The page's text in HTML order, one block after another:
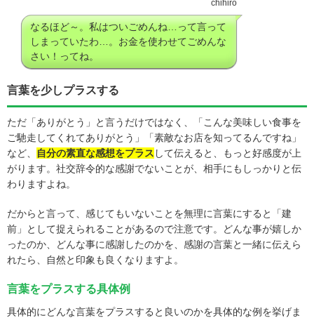
chihiro
なるほど～。私はついごめんね…って言って
しまっていたわ…。お金を使わせてごめんな
さい！ってね。
言葉を少しプラスする
ただ「ありがとう」と言うだけではなく、「こんな美味しい食事を
ご馳走してくれてありがとう」「素敵なお店を知ってるんですね」
など、
自分の素直な感想をプラス して伝えると、もっと好感度が上
がります。社交辞令的な感謝でないことが、相手にもしっかりと伝
わりますよね。
だからと言って、感じてもいないことを無理に言葉にすると「建
前」として捉えられることがあるので注意です。どんな事が嬉しか
ったのか、どんな事に感謝したのかを、感謝の言葉と一緒に伝えら
れたら、自然と印象も良くなりますよ。
言葉をプラスする具体例
具体的にどんな言葉をプラスすると良いのかを具体的な例を挙げま